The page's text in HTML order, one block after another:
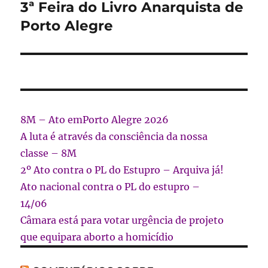
Próximo
post:
3ª Feira do Livro Anarquista de
Porto Alegre
8M – Ato emPorto Alegre 2026
A luta é através da consciência da nossa
classe – 8M
2º Ato contra o PL do Estupro – Arquiva já!
Ato nacional contra o PL do estupro –
14/06
Câmara está para votar urgência de projeto
que equipara aborto a homicídio